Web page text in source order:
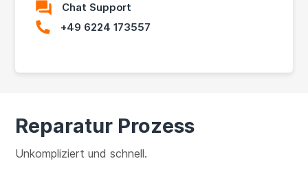
Chat Support
+49 6224 173557
Reparatur Prozess
Unkompliziert und schnell.